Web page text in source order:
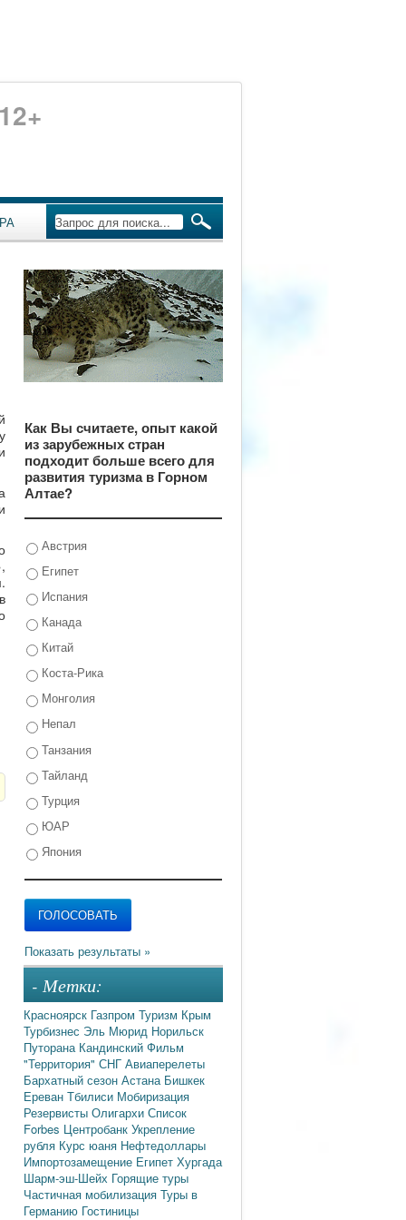
Как Вы считаете, опыт какой
из зарубежных стран
подходит больше всего для
развития туризма в Горном
Алтае?
Австрия
Египет
Испания
Канада
Китай
Коста-Рика
Монголия
Непал
Танзания
Тайланд
Турция
ЮАР
Япония
- Метки:
Красноярск Газпром Туризм Крым
Турбизнес Эль Мюрид Норильск
Путорана Кандинский Фильм
"Территория" СНГ Авиаперелеты
Бархатный сезон Астана Бишкек
Ереван Тбилиси Мобиризация
Резервисты Олигархи Список
Forbes Центробанк Укрепление
рубля Курс юаня Нефтедоллары
Импортозамещение Египет Хургада
Шарм-эш-Шейх Горящие туры
Частичная мобилизация Туры в
Германию Гостиницы